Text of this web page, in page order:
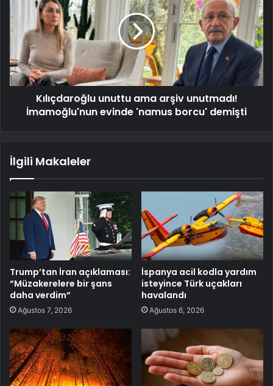
Kılıçdaroğlu unuttu ama arşiv unutmadı!
İmamoğlu'nun evinde 'namus borcu' demişti
İlgili Makaleler
Trump’tan İran açıklaması:
“Müzakerelere bir şans
daha verdim”
Ağustos 7, 2026
İspanya acil kodla yardım
isteyince Türk uçakları
havalandı
Ağustos 6, 2026